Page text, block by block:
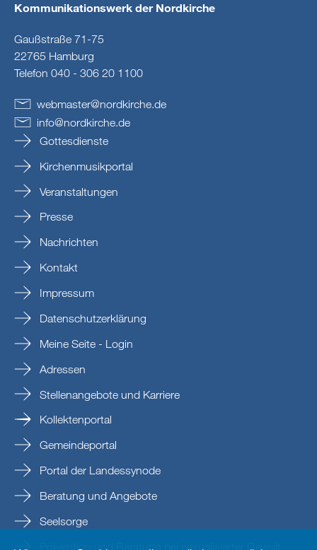
Kommunikationswerk der Nordkirche
Gaußstraße 71-75
22765 Hamburg
Telefon 040 - 306 20 1100
webmaster@nordkirche.de
info@nordkirche.de
Gottesdienste
Kirchenmusikportal
Veranstaltungen
Presse
Nachrichten
Kontakt
Impressum
Datenschutzerklärung
Meine Seite - Login
Adressen
Stellenangebote und Karriere
Kollektenportal
Gemeindeportal
Portal der Landessynode
Beratung und Angebote
Seelsorge
Prävention und Beratung bei sexualisierter Gewalt